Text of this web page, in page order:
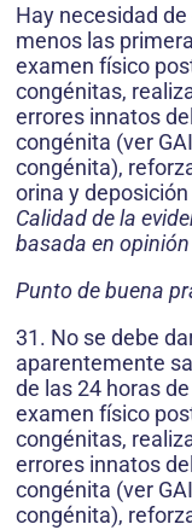
Hay necesidad
menos las
examen físico
congénitas,
errores innatos
congénita (ver
congénita),
orina y
Calidad de la
basada en
Punto de buena
31. No se debe
aparentemente
de las 24 horas
examen físico
congénitas,
errores innatos
congénita (ver
congénita),